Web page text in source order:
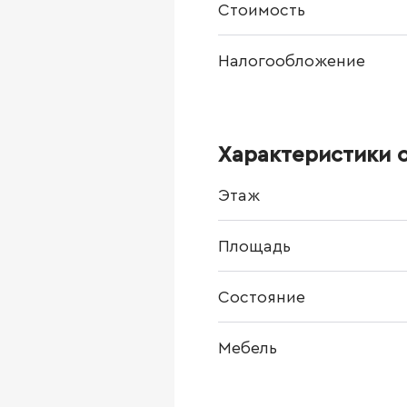
Стоимость
Налогообложение
Характеристики
Этаж
Площадь
Состояние
Мебель